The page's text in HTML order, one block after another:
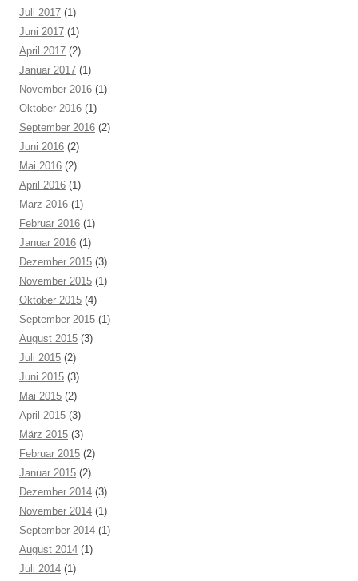
Juli 2017 (1)
Juni 2017 (1)
April 2017 (2)
Januar 2017 (1)
November 2016 (1)
Oktober 2016 (1)
September 2016 (2)
Juni 2016 (2)
Mai 2016 (2)
April 2016 (1)
März 2016 (1)
Februar 2016 (1)
Januar 2016 (1)
Dezember 2015 (3)
November 2015 (1)
Oktober 2015 (4)
September 2015 (1)
August 2015 (3)
Juli 2015 (2)
Juni 2015 (3)
Mai 2015 (2)
April 2015 (3)
März 2015 (3)
Februar 2015 (2)
Januar 2015 (2)
Dezember 2014 (3)
November 2014 (1)
September 2014 (1)
August 2014 (1)
Juli 2014 (1)